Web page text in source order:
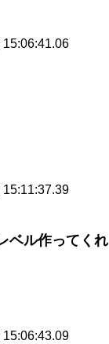
15:06:41.06
15:11:37.39
ベル作ってくれ
15:06:43.09